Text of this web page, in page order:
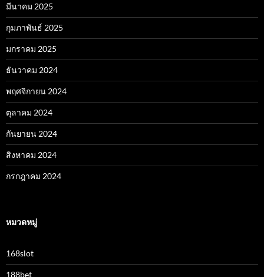
มีนาคม 2025
กุมภาพันธ์ 2025
มกราคม 2025
ธันวาคม 2024
พฤศจิกายน 2024
ตุลาคม 2024
กันยายน 2024
สิงหาคม 2024
กรกฎาคม 2024
หมวดหมู่
168slot
188bet